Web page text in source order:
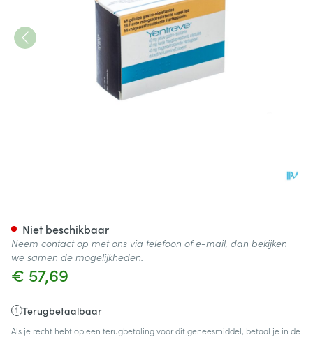
€ 57,69
Terugbetaalbaar
Als je recht hebt op een terugbetaling voor dit geneesmiddel, betaal je in de
Niet beschikbaar
Neem contact op met ons via telefoon of e-mail, dan bekijken
we samen de mogelijkheden.